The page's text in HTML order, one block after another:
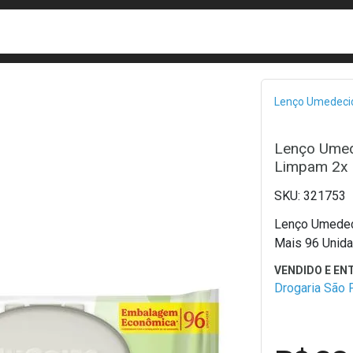
Lenço
Lenço
Limpam 2x
321753
Lenço
Mais 96
Drogaria São